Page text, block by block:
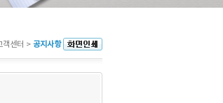
객센터 > 공지사항